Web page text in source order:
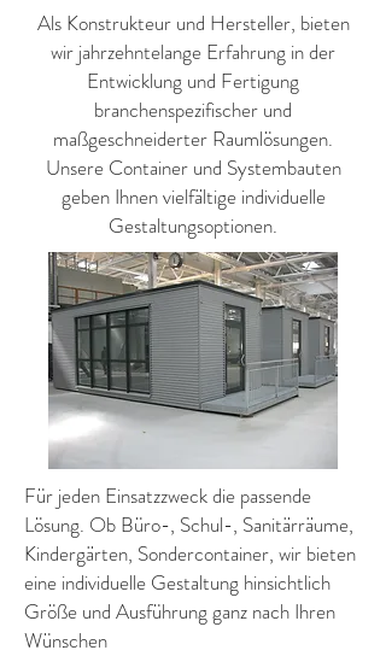
Als Konstrukteur und Hersteller, bieten
wir jahrzehntelange Erfahrung in der
Entwicklung und Fertigung
branchenspezifischer und
maßgeschneiderter Raumlösungen.
Unsere Container und Systembauten
geben Ihnen vielfältige individuelle
Gestaltungsoptionen.
Für jeden Einsatzzweck die passende
Lösung. Ob Büro-, Schul-, Sanitärräume,
Kindergärten, Sondercontainer, wir bieten
eine individuelle Gestaltung hinsichtlich
Größe und Ausführung ganz nach Ihren
Wünschen